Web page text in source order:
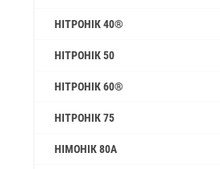
НІТРОНІК 40®
НІТРОНІК 50
НІТРОНІК 60®
НІТРОНІК 75
НІМОНІК 80А